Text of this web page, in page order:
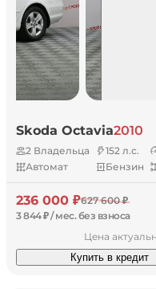
Skoda Octavia2010
2 Владельца 152 л.с.
Автомат
Бензин
236 000 ₽627 600 ₽
3 844 ₽ / мес. без взноса
Цена
Купить в кредит